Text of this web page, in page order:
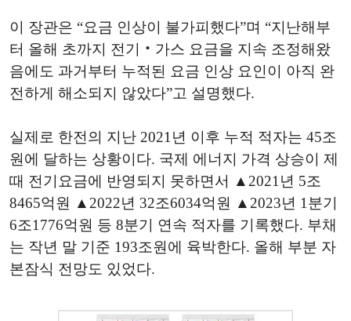
이 장관은 “요금 인상이 불가피했다”며 “지난해부
터 올해 초까지 전기‧가스 요금을 지속 조정해왔
음에도 과거부터 누적된 요금 인상 요인이 아직 완
전하게 해소되지 않았다”고 설명했다.
실제로 한전의 지난 2021년 이후 누적 적자는 45조
원에 달하는 상황이다. 국제 에너지 가격 상승이 제
때 전기요금에 반영되지 못하면서 ▲2021년 5조
8465억원 ▲2022년 32조6034억원 ▲2023년 1분기
6조1776억원 등 8분기 연속 적자를 기록했다. 부채
는 작년 말 기준 193조원에 육박한다. 올해 부분 자
본잠식 전망도 있었다.